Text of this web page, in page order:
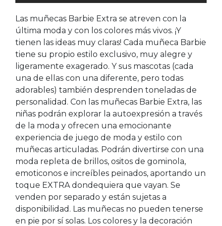
Las muñecas Barbie Extra se atreven con la
última moda y con los colores más vivos. ¡Y
tienen las ideas muy claras! Cada muñeca Barbie
tiene su propio estilo exclusivo, muy alegre y
ligeramente exagerado. Y sus mascotas (cada
una de ellas con una diferente, pero todas
adorables) también desprenden toneladas de
personalidad. Con las muñecas Barbie Extra, las
niñas podrán explorar la autoexpresión a través
de la moda y ofrecen una emocionante
experiencia de juego de moda y estilo con
muñecas articuladas. Podrán divertirse con una
moda repleta de brillos, ositos de gominola,
emoticonos e increíbles peinados, aportando un
toque EXTRA dondequiera que vayan. Se
venden por separado y están sujetas a
disponibilidad. Las muñecas no pueden tenerse
en pie por sí solas. Los colores y la decoración